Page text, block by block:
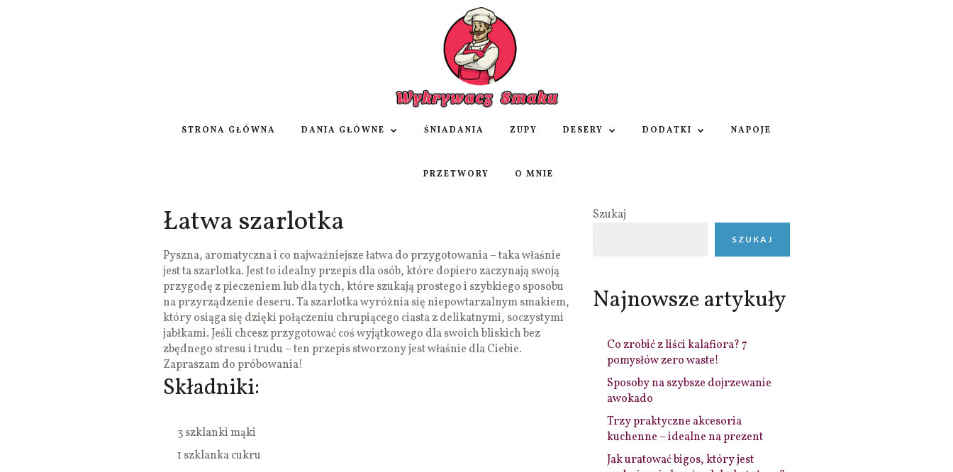
STRONA GŁÓWNA DANIA GŁÓWNE ŚNIADANIA ZUPY DESERY DODATKI NAPOJE
PRZETWORY O MNIE
Łatwa szarlotka
Pyszna, aromatyczna i co najważniejsze łatwa do przygotowania – taka właśnie
jest ta szarlotka. Jest to idealny przepis dla osób, które dopiero zaczynają swoją
przygodę z pieczeniem lub dla tych, które szukają prostego i szybkiego sposobu
na przyrządzenie deseru. Ta szarlotka wyróżnia się niepowtarzalnym smakiem,
który osiąga się dzięki połączeniu chrupiącego ciasta z delikatnymi, soczystymi
jabłkami. Jeśli chcesz przygotować coś wyjątkowego dla swoich bliskich bez
zbędnego stresu i trudu – ten przepis stworzony jest właśnie dla Ciebie.
Zapraszam do próbowania!
Składniki:
3 szklanki mąki
1 szklanka cukru
Szukaj
SZUKAJ
Najnowsze artykuły
Co zrobić z liści kalafiora? 7
pomysłów zero waste!
Sposoby na szybsze dojrzewanie
awokado
Trzy praktyczne akcesoria
kuchenne – idealne na prezent
Jak uratować bigos, który jest